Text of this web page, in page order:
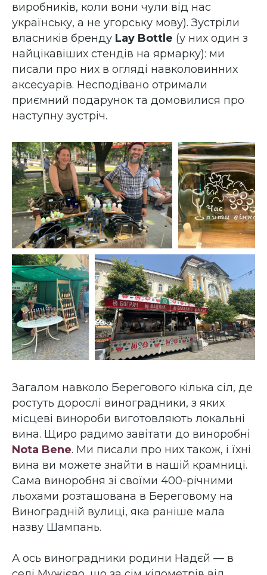
виробників, коли вони чули від нас
українську, а не угорську мову). Зустріли
власників бренду Lay Bottle (у них один з
найцікавіших стендів на ярмарку): ми
писали про них в огляді навколовинних
аксесуарів. Несподівано отримали
приємний подарунок та домовилися про
наступну зустріч.
Загалом навколо Берегового кілька сіл, де
ростуть дорослі виноградники, з яких
місцеві винороби виготовляють локальні
вина. Щиро радимо завітати до виноробні
Nota Bene. Ми писали про них також, і їхні
вина ви можете знайти в нашій крамниці.
Сама виноробня зі своїми 400-річними
льохами розташована в Береговому на
Виноградній вулиці, яка раніше мала
назву Шампань.
А ось виноградники родини Надєй — в